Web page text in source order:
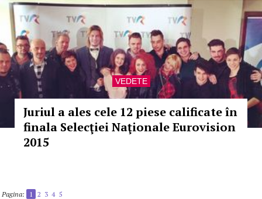
VEDETE
Juriul a ales cele 12 piese calificate în
finala Selecţiei Naţionale Eurovision
2015
Pagina: 1 2 3 4 5